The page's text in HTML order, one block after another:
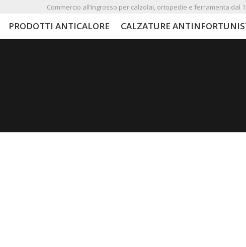
Commercio all’ingrosso per calzolai, ortopedie e ferramenta dal
PRODOTTI ANTICALORE CALZATURE